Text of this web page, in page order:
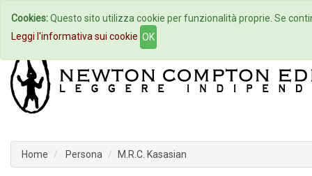
Home Autori Eventi
Home Persona M.R.C. Kasasian
Cookies:Questo sito utilizza cookie per funzionalità proprie. Se
Leggi l'informativa sui cookie OK